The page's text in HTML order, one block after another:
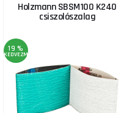
Holzmann SBSM100 K240
csiszolószalag
19 %
KEDVEZMÉNY